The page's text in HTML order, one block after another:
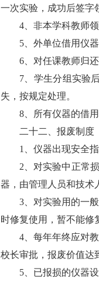
一次实验，成功后签字
4、非本学科教师
5、外单位借用仪
6、对任课教师归
7、学生分组实验
失，按规定处理。
8、所有仪器的借
二十二、报废制度
1、仪器出现安全
2、对实验中正常
器，由管理人员和技术
3、对实验用的一
时修复使用，暂不能修
4、每年年终应对
校长审批，报废价值达
5、已报损的仪器